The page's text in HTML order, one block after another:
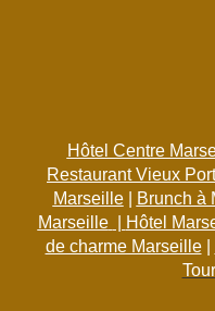
Hôtel Centre
Restaurant Vieux
Marseille| Brunch à
Marseille
Hôtel
de charme Marseille|